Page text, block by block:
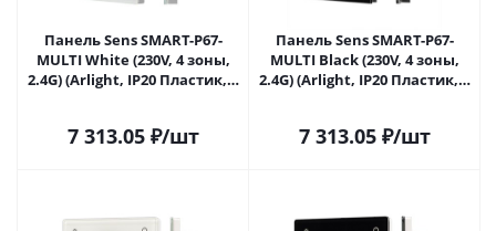
Панель Sens SMART-P67-
MULTI White (230V, 4 зоны,
2.4G) (Arlight, IP20 Пластик, 5
7 313.05₽/шт
Панель Sens SMART-P67-
MULTI Black (230V, 4 зоны,
2.4G) (Arlight, IP20 Пластик, 5
7 313.05₽/шт